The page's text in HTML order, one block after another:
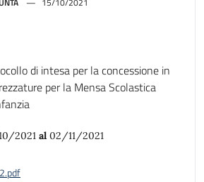
di intesa per la concessione in
per la Mensa Scolastica
2021 al 02/11/2021